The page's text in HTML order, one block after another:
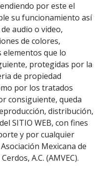
por este el
su funcionamiento así
audio o video,
de colores,
elementos que lo
protegidas por la
de propiedad
por los tratados
consiguiente, queda
distribución,
SITIO WEB, con fines
y por cualquier
Mexicana de
A.C. (AMVEC).